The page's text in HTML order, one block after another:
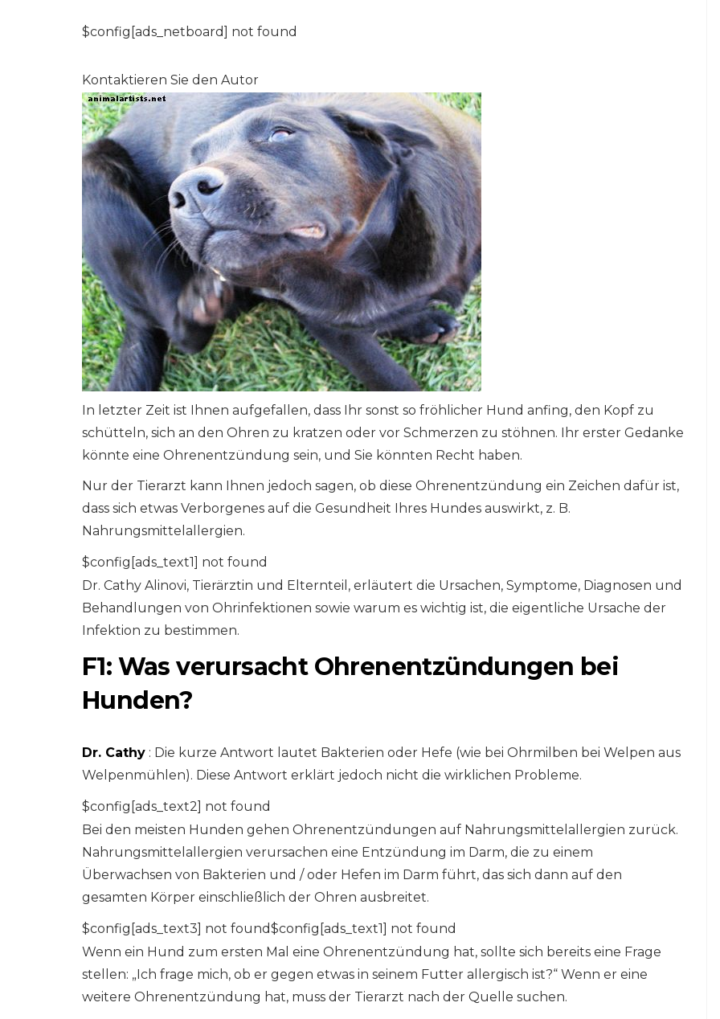
$config[ads_netboard] not found
Kontaktieren Sie den Autor
In letzter Zeit ist Ihnen aufgefallen, dass Ihr sonst so fröhlicher Hund anfing, den Kopf zu
schütteln, sich an den Ohren zu kratzen oder vor Schmerzen zu stöhnen. Ihr erster Gedanke
könnte eine Ohrenentzündung sein, und Sie könnten Recht haben.
Nur der Tierarzt kann Ihnen jedoch sagen, ob diese Ohrenentzündung ein Zeichen dafür ist,
dass sich etwas Verborgenes auf die Gesundheit Ihres Hundes auswirkt, z. B.
Nahrungsmittelallergien.
$config[ads_text1] not found
Dr. Cathy Alinovi, Tierärztin und Elternteil, erläutert die Ursachen, Symptome, Diagnosen und
Behandlungen von Ohrinfektionen sowie warum es wichtig ist, die eigentliche Ursache der
Infektion zu bestimmen.
F1: Was verursacht Ohrenentzündungen bei
Hunden?
Dr. Cathy : Die kurze Antwort lautet Bakterien oder Hefe (wie bei Ohrmilben bei Welpen aus
Welpenmühlen). Diese Antwort erklärt jedoch nicht die wirklichen Probleme.
$config[ads_text2] not found
Bei den meisten Hunden gehen Ohrenentzündungen auf Nahrungsmittelallergien zurück.
Nahrungsmittelallergien verursachen eine Entzündung im Darm, die zu einem
Überwachsen von Bakterien und / oder Hefen im Darm führt, das sich dann auf den
gesamten Körper einschließlich der Ohren ausbreitet.
$config[ads_text3] not found$config[ads_text1] not found
Wenn ein Hund zum ersten Mal eine Ohrenentzündung hat, sollte sich bereits eine Frage
stellen: „Ich frage mich, ob er gegen etwas in seinem Futter allergisch ist?“ Wenn er eine
weitere Ohrenentzündung hat, muss der Tierarzt nach der Quelle suchen.
Betta Fisch in
Schalen: Sag einfach
nein!
6,2026